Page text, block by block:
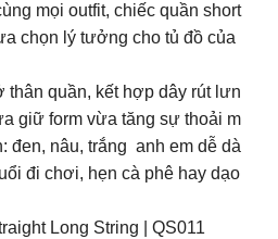
mọi outfit, chiếc quần short
chọn lý tưởng cho tủ đồ của
thân quần, kết hợp dây rút lưn
giữ form vừa tăng sự thoải m
đen, nâu, trắng anh em dễ dà
đi chơi, hẹn cà phê hay dạo
Long String | QS011